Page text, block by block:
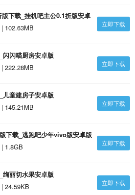
下载_挂机吧主公0.1折版安卓
102.63MB 立即下载
闪闪喵厨房安卓版
222.28MB
立即下载
儿童建房子安卓版
145.21MB
立即下载
下载_逃跑吧少年vivo版安卓版
1.8GB
立即下载
绚丽切水果安卓版
24.59KB
立即下载